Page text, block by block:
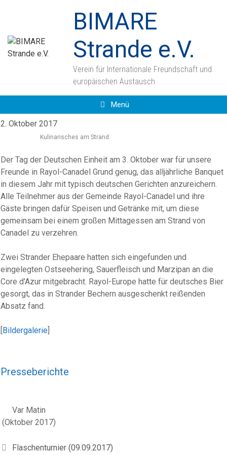
BIMARE
Strande e.V.
Verein für Internationale Freundschaft und
europäischen Austausch
Menü
2. Oktober 2017
Kulinarisches am Strand
Der Tag der Deutschen Einheit am 3. Oktober war für unsere
Freunde in Rayol-Canadel Grund genug, das alljährliche Banquet
in diesem Jahr mit typisch deutschen Gerichten anzureichern.
Alle Teilnehmer aus der Gemeinde Rayol-Canadel und ihre
Gäste bringen dafür Speisen und Getränke mit, um diese
gemeinsam bei einem großen Mittagessen am Strand von
Canadel zu verzehren.
Zwei Strander Ehepaare hatten sich eingefunden und
eingelegten Ostseehering, Sauerfleisch und Marzipan an die
Core d'Azur mitgebracht. Rayol-Europe hatte für deutsches Bier
gesorgt, das in Strander Bechern ausgeschenkt reißenden
Absatz fand.
[Bildergalerie]
Presseberichte
Var Matin
(Oktober 2017)
Flaschenturnier (09.09.2017)